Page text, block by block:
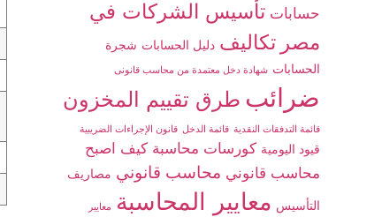
حسابات تأسيس الشركات في
مصر تكاليف دليل الحسابات شجرة
الحسابات شهادة دخل معتمدة من محاسب قانونى
ضرائب طرق تقييم المخزون
قائمة التدفقات النقدية قائمة الدخل قانون الإجراءات الضريبية
قيود اليومية كورسات محاسبة كيف اصبح
محاسب قانوني محاسب قانوني مصاريف
التأسيس معايير المحاسبة معايير